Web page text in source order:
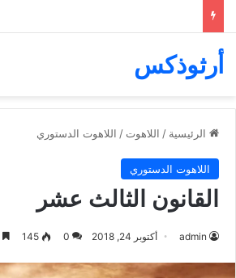
أرثوذكس
الرئيسية / اللاهوت / اللاهوت الدستوري
اللاهوت الدستوري
القانون الثالث عشر
admin أكتوبر 24, 2018 0
145